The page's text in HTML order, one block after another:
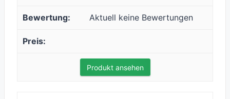
Aktuell keine Bewertungen
Produkt ansehen